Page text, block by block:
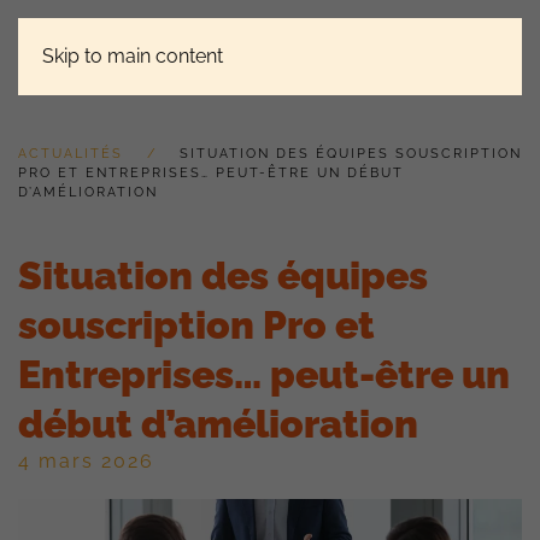
Skip to main content
ACTUALITÉS
SITUATION DES ÉQUIPES SOUSCRIPTION
PRO ET ENTREPRISES… PEUT-ÊTRE UN DÉBUT
D’AMÉLIORATION
Situation des équipes
souscription Pro et
Entreprises… peut-être un
début d’amélioration
4 mars 2026